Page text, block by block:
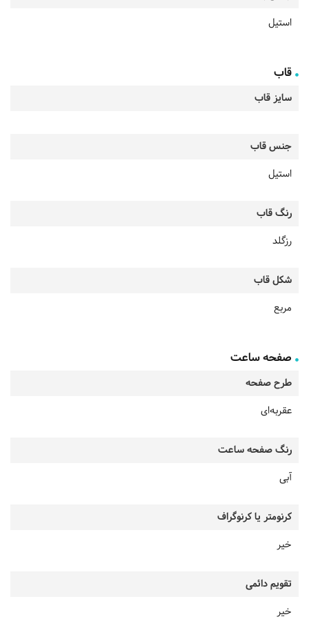
استیل
قاب
سایز قاب
جنس قاب
استیل
رنگ قاب
رزگلد
شکل قاب
مربع
صفحه ساعت
طرح صفحه
عقربه‌ای
رنگ صفحه ساعت
آبی
کرنومتر یا کرنوگراف
خیر
تقویم دائمی
خیر